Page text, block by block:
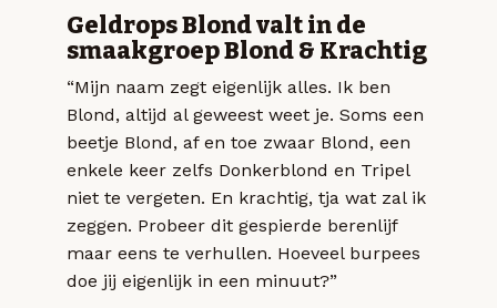
Geldrops Blond valt in de
smaakgroep Blond & Krachtig
“Mijn naam zegt eigenlijk alles. Ik ben
Blond, altijd al geweest weet je. Soms een
beetje Blond, af en toe zwaar Blond, een
enkele keer zelfs Donkerblond en Tripel
niet te vergeten. En krachtig, tja wat zal ik
zeggen. Probeer dit gespierde berenlijf
maar eens te verhullen. Hoeveel burpees
doe jij eigenlijk in een minuut?”